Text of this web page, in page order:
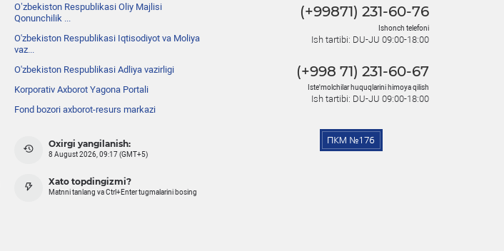
Oʼzbekiston Respublikasi Oliy Majlisi
Qonunchilik ...
O'zbekiston Respublikasi Iqtisodiyot va Moliya
vaz...
O'zbekiston Respublikasi Adliya vazirligi
Korporativ Axborot Yagona Portali
Fond bozori axborot-resurs markazi
Oxirgi yangilanish:
8 August 2026, 09:17 (GMT+5)
Xato topdingizmi?
Matnni tanlang va Ctrl+Enter tugmalarini bosing
(+99871) 231-60-76
Ishonch telefoni
Ish tartibi: DU-JU 09:00-18:00
(+998 71) 231-60-67
Iste'molchilar huquqlarini himoya qilish
Ish tartibi: DU-JU 09:00-18:00